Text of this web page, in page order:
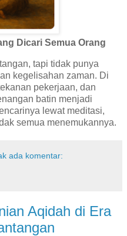
Dicari Semua Orang
tapi tidak punya
kegelisahan zaman. Di
pekerjaan, dan
batin menjadi
lewat meditasi,
semua menemukannya.
ada komentar:
Aqidah di Era